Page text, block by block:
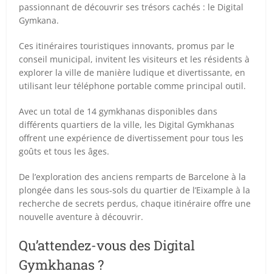
passionnant de découvrir ses trésors cachés : le Digital
Gymkana.
Ces itinéraires touristiques innovants, promus par le
conseil municipal, invitent les visiteurs et les résidents à
explorer la ville de manière ludique et divertissante, en
utilisant leur téléphone portable comme principal outil.
Avec un total de 14 gymkhanas disponibles dans
différents quartiers de la ville, les Digital Gymkhanas
offrent une expérience de divertissement pour tous les
goûts et tous les âges.
De l’exploration des anciens remparts de Barcelone à la
plongée dans les sous-sols du quartier de l’Eixample à la
recherche de secrets perdus, chaque itinéraire offre une
nouvelle aventure à découvrir.
Qu’attendez-vous des Digital
Gymkhanas ?